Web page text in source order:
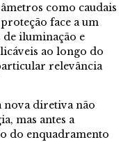
como caudais
face a um
iluminação e
ao longo do
relevância
nova diretiva não
mas antes a
do enquadramento